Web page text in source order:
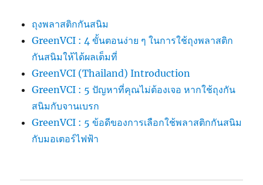
ถุงพลาสติกกันสนิม
GreenVCI : 4 ขั้นตอนง่าย ๆ ในการใช้ถุงพลาสติก
กันสนิมให้ได้ผลเต็มที่
GreenVCI (Thailand) Introduction
GreenVCI : 5 ปัญหาที่คุณไม่ต้องเจอ หากใช้ถุงกัน
สนิมกับจานเบรก
GreenVCI : 5 ข้อดีของการเลือกใช้พลาสติกกันสนิม
กับมอเตอร์ไฟฟ้า